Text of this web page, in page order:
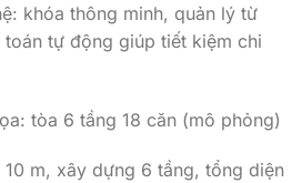
khóa thông minh, quản lý từ
toán tự động giúp tiết kiệm chi
tòa 6 tầng 18 căn (mô phỏng)
m, xây dựng 6 tầng, tổng diện